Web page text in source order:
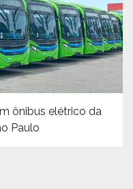
ônibus elétrico da
Paulo